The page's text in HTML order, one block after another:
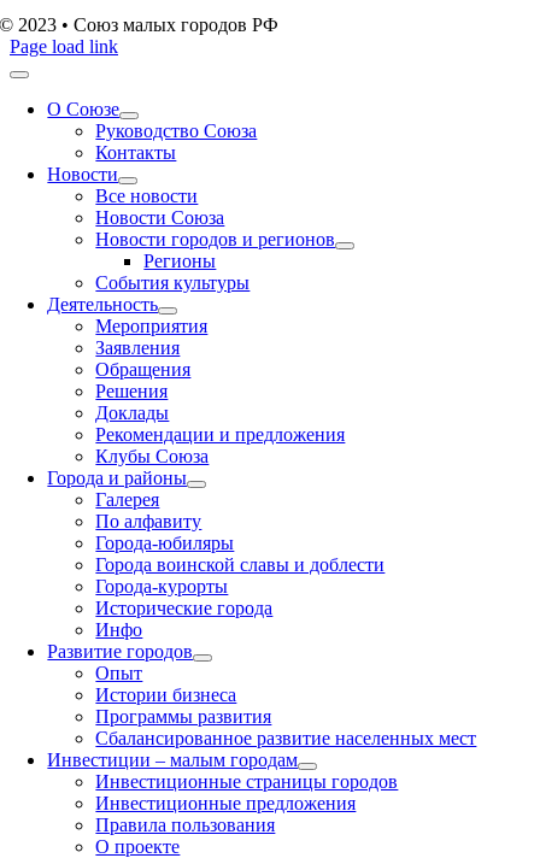
© 2023 • Союз малых городов РФ
Page load link
О Союзе
Руководство Союза
Контакты
Новости
Все новости
Новости Союза
Новости городов и регионов
Регионы
События культуры
Деятельность
Мероприятия
Заявления
Обращения
Решения
Доклады
Рекомендации и предложения
Клубы Союза
Города и районы
Галерея
По алфавиту
Города-юбиляры
Города воинской славы и доблести
Города-курорты
Исторические города
Инфо
Развитие городов
Опыт
Истории бизнеса
Программы развития
Сбалансированное развитие населенных мест
Инвестиции – малым городам
Инвестиционные страницы городов
Инвестиционные предложения
Правила пользования
О проекте